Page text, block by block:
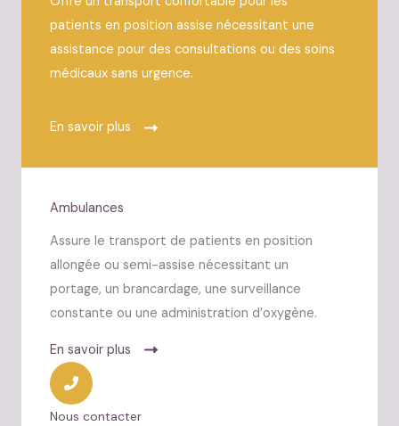
patients en position assise nécessitant une
assistance pour des consultations ou des soins
médicaux sans urgence.
En savoir plus
Ambulances
Assure le transport de patients en position
allongée ou semi-assise nécessitant un
portage, un brancardage, une surveillance
constante ou une administration d’oxygène.
En savoir plus
Nous contacter